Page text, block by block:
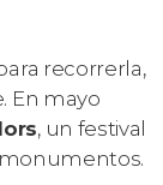
recorrerla,
En mayo
, un festival